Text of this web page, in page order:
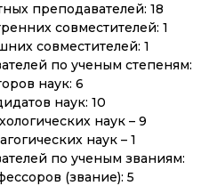
преподавателей: 18
совместителей: 1
совместителей: 1
по ученым степеням:
наук: 6
наук: 10
наук – 9
наук – 1
по ученым званиям:
(звание): 5